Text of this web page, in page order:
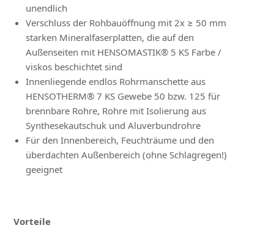
unendlich
Verschluss der Rohbauöffnung mit 2x ≥ 50 mm
starken Mineralfaserplatten, die auf den
Außenseiten mit HENSOMASTIK® 5 KS Farbe /
viskos beschichtet sind
Innenliegende endlos Rohrmanschette aus
HENSOTHERM® 7 KS Gewebe 50 bzw. 125 für
brennbare Rohre, Rohre mit Isolierung aus
Synthesekautschuk und Aluverbundrohre
Für den Innenbereich, Feuchträume und den
überdachten Außenbereich (ohne Schlagregen!)
geeignet
Vorteile